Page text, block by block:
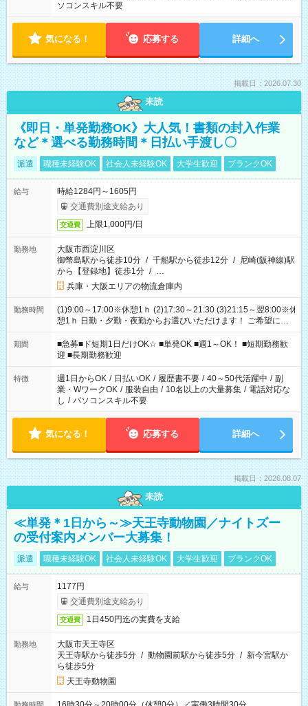
ソコンスキル不要
気になる！ 応募する 詳細へ
掲載日：2026.07.30
未読
《即日・単発勤務OK》大人気！書類の封入作業
など＊選べる勤務時間＊日払い手渡し〇
派遣 職種未経験OK 社会人未経験OK 大学生歓迎 ブランクOK
給与
時給1284円～1605円
交通費別途支給あり
交通費 上限1,000円/日
勤務地
大阪市西淀川区
御幣島駅から徒歩10分 / 千船駅から徒歩12分 / 尼崎(阪神線)駅
から【登録地】徒歩1分 / …
兵庫・大阪エリアの物流倉庫内
勤務時間
(1)9:00～17:00※休憩1ｈ (2)17:30～21:30 (3)21:15～翌8:00※休
憩1ｈ 日勤・夕勤・夜勤からお選びいただけます！ ご希望に合
わせて働けるお仕事です(*^^*) 【その他選べる勤務時間】 8-17
時/9-17時/9-18時/10-18時/11-21時/18-22時/20-翌4時/21-翌5
時/22-翌6時/0-翌8時 ご自身のご都合で選んで頂ける完全自由シ
フト！
期間
■急募■ド短期1日だけOK☆ ■単発OK ■週1～OK！ ■短期勤務歓
迎 ■長期勤務歓迎
特徴 週1日からOK / 日払いOK / 履歴書不要 / 40～50代活躍中 / 副
業・WワークOK / 服装自由 / 10名以上の大量募集 / 電話対応な
し / パソコンスキル不要
気になる！ 応募する 詳細へ
掲載日：2026.08.07
未読
≪単発＊1日から～≫天王寺動物園／ナイトズー
の受付案内メンバー大募集！
派遣 職種未経験OK 社会人未経験OK 大学生歓迎 ブランクOK
給与
1177円
交通費別途支給あり
交通費 1日450円迄の実費を支給
勤務地
大阪市天王寺区
天王寺駅から徒歩5分 / 動物園前駅から徒歩5分 / 新今宮駅か
ら徒歩5分
天王寺動物園